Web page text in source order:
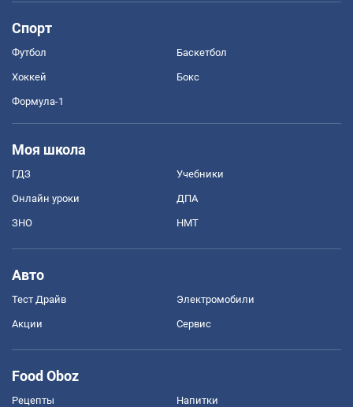
Спорт
Футбол Баскетбол
Хоккей Бокс
Формула-1
Моя школа
ГДЗ Учебники
Онлайн уроки ДПА
ЗНО НМТ
Авто
Тест Драйв Электромобили
Акции Сервис
Food Oboz
Рецепты Напитки